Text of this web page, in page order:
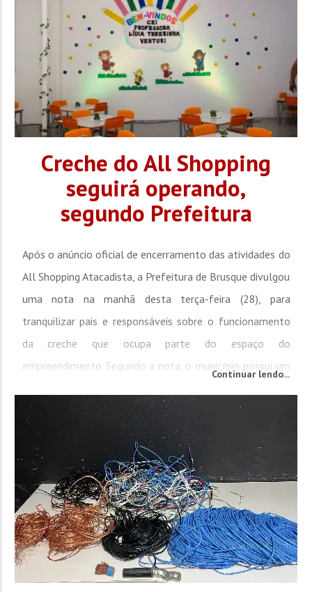
Creche do All Shopping
seguirá operando,
segundo Prefeitura
Após o anúncio oficial de encerramento das atividades do
All Shopping Atacadista, a Prefeitura de Brusque divulgou
uma nota na manhã desta terça-feira (28), para
tranquilizar pais e responsáveis sobre o funcionamento
da creche que ocupa parte do espaço do
empreendimento. Segundo a nota, o município possui um
o que assegura a continuidade dos atendimentos na...
Continuar lendo...